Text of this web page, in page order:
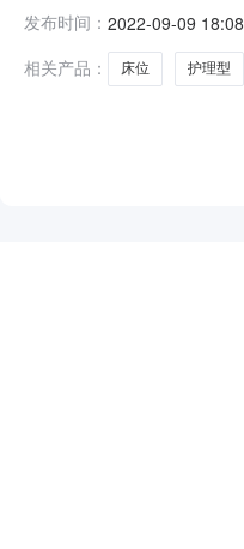
A1栋5号商铺二
购标的品
发布时间： 2022-09-09 18:08
相关产品：
床位 护理型